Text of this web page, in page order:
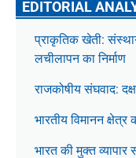
EDITORIAL
प्राकृतिक खेती:
लचीलापन का निर्माण
राजकोषीय संघवाद:
भारतीय विमानन
भारत की मुक्त व्यापार